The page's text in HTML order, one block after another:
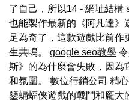
了自己，所以14 - 網址結構
也能製作最新的《阿凡達》
足為奇了，這款遊戲比前作
生共鳴。 google seo教學
斯》的為什麼會失敗，因為
和氛圍。 數位行銷公司 精
鑒蝙蝠俠遊戲的戰鬥和龐大